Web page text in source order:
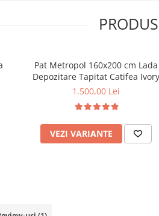
Pat Metropol 160x200 cm Lada
Depozitare Tapitat Catifea Ivory
Somiera Inclusa (cod:G19-01-
1.500,00 Lei
VEZI VARIANTE